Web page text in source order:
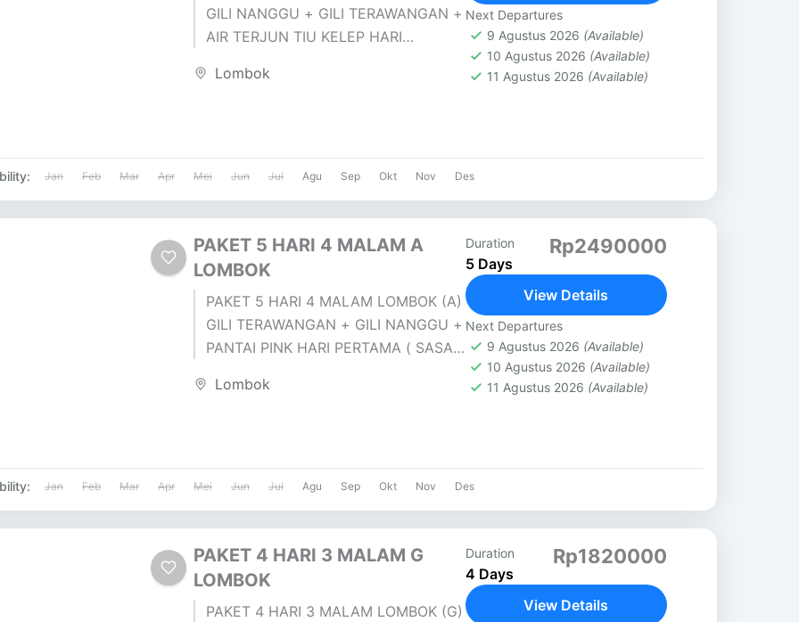
GILI NANGGU + GILI TERAWANGAN +
AIR TERJUN TIU KELEP HARI
SUKARARA...
Lombok
Next Departures
9 Agustus 2026 (Available)
10 Agustus 2026 (Available)
11 Agustus 2026 (Available)
Jan Feb Mar Apr Mei Jun Jul Agu Sep Okt Nov Des
PAKET 5 HARI 4 MALAM A
LOMBOK
PAKET 5 HARI 4 MALAM LOMBOK (A)
GILI TERAWANGAN + GILI NANGGU +
PANTAI PINK HARI PERTAMA ( SASAK
Lombok
Duration
5 Days
Rp2490000
View Details
Next Departures
9 Agustus 2026 (Available)
10 Agustus 2026 (Available)
11 Agustus 2026 (Available)
Jan Feb Mar Apr Mei Jun Jul Agu Sep Okt Nov Des
PAKET 4 HARI 3 MALAM G
LOMBOK
PAKET 4 HARI 3 MALAM LOMBOK (G)
Duration
4 Days
Rp1820000
View Details